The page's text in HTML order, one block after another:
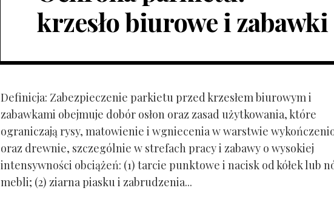
krzesło biurowe i zabawki
Definicja: Zabezpieczenie parkietu przed krzesłem biurowym i
zabawkami obejmuje dobór osłon oraz zasad użytkowania, które
ograniczają rysy, matowienie i wgniecenia w warstwie
oraz drewnie, szczególnie w strefach pracy i zabawy o wysokiej
intensywności obciążeń: (1) tarcie punktowe i nacisk od kółek lub
mebli; (2) ziarna piasku i zabrudzenia...